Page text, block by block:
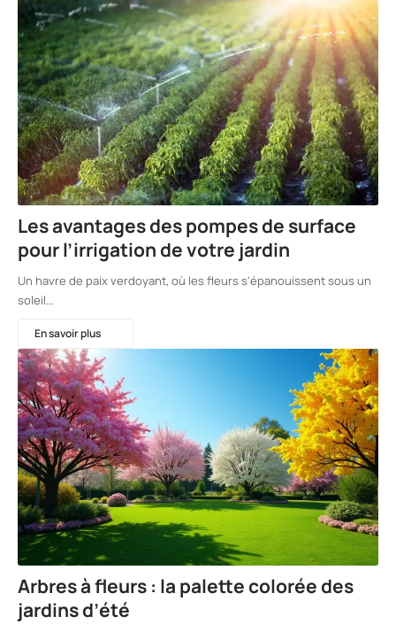
Les avantages des pompes de surface
pour l’irrigation de votre jardin
Un havre de paix verdoyant, où les fleurs s'épanouissent sous un
soleil…
En savoir plus
Arbres à fleurs : la palette colorée des
jardins d’été